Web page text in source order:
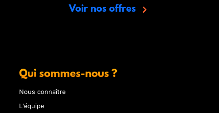
Voir nos offres
Qui sommes-nous ?
Nous connaître
L'équipe